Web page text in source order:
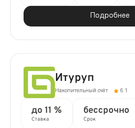
Подробнее
Итуруп
Накопительный счёт 6.1
до 11 %
Ставка
бессрочно
Срок